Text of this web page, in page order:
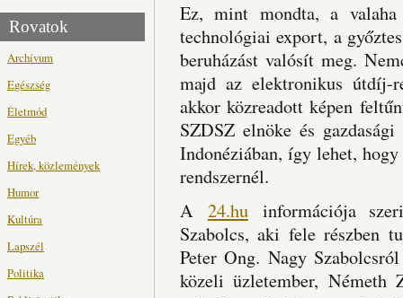
Rovatok
Archívum
Egészség
Életmód
Egyéb
Hírek, közlemények
Humor
Kultúra
Lapszél
Politika
Ez, mint mondta, a
technológiai export, a
beruházást valósít meg.
majd az elektronikus útdíj-
akkor közreadott képen
SZDSZ elnöke és
Indonéziában, így lehet,
rendszernél.
A 24.huinformációja
Szabolcs, aki fele részben
Peter Ong. Nagy
közeli üzletember,